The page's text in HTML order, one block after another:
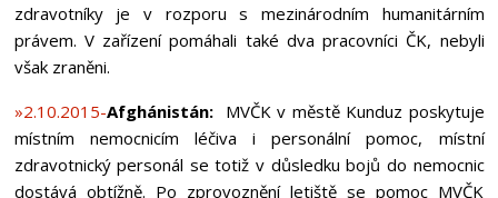
zdravotníky je v rozporu s mezinárodním humanitárním
právem. V zařízení pomáhali také dva pracovníci ČK, nebyli
však zraněni.
»2.10.2015-Afghánistán: MVČK v městě Kunduz poskytuje
místním nemocnicím léčiva i personální pomoc, místní
zdravotnický personál se totiž v důsledku bojů do nemocnic
dostává obtížně. Po zprovoznění letiště se pomoc MVČK